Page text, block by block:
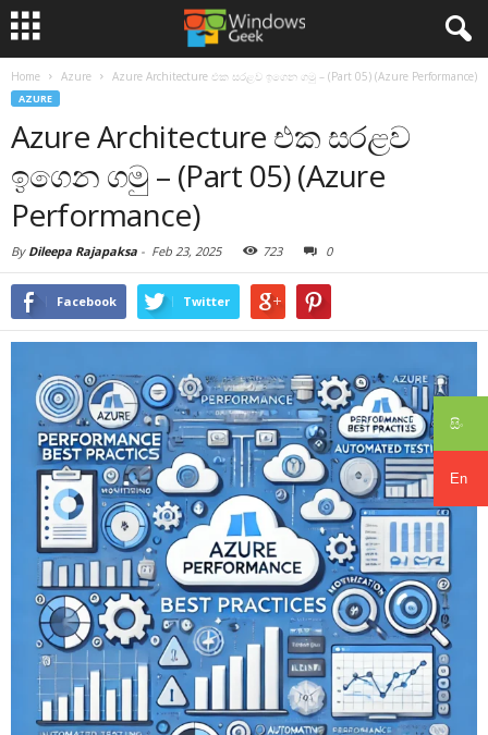
සිං
En
Home Azure Azure Architecture එක සරළව ඉගෙන ගමු – (Part 05) (Azure Performance)
AZURE
Azure Architecture එක සරළව
ඉගෙන ගමු – (Part 05) (Azure
Performance)
By Dileepa Rajapaksa - Feb 23, 2025 723 0
Facebook Twitter